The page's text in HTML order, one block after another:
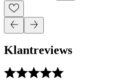
Klantreviews